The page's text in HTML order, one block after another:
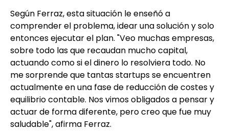
Según Ferraz, esta situación le enseñó a
comprender el problema, idear una solución y solo
entonces ejecutar el plan. "Veo muchas empresas,
sobre todo las que recaudan mucho capital,
actuando como si el dinero lo resolviera todo. No
me sorprende que tantas startups se encuentren
actualmente en una fase de reducción de costes y
equilibrio contable. Nos vimos obligados a pensar y
actuar de forma diferente, pero creo que fue muy
saludable", afirma Ferraz.